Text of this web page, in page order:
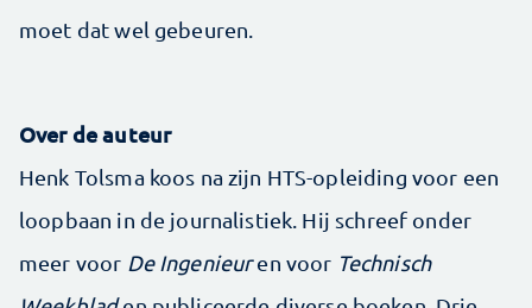
moet dat wel gebeuren.
Over de auteur
Henk Tolsma koos na zijn HTS-opleiding voor een
loopbaan in de journalistiek. Hij schreef onder
meer voor De Ingenieuren voor Technisch